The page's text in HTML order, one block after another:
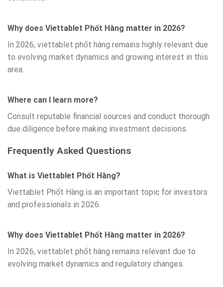
Why does Viettablet Phốt Hàng matter in 2026?
In 2026, viettablet phốt hàng remains highly relevant due
to evolving market dynamics and growing interest in this
area.
Where can I learn more?
Consult reputable financial sources and conduct thorough
due diligence before making investment decisions.
Frequently Asked Questions
What is Viettablet Phốt Hàng?
Viettablet Phốt Hàng is an important topic for investors
and professionals in 2026.
Why does Viettablet Phốt Hàng matter in 2026?
In 2026, viettablet phốt hàng remains relevant due to
evolving market dynamics and regulatory changes.